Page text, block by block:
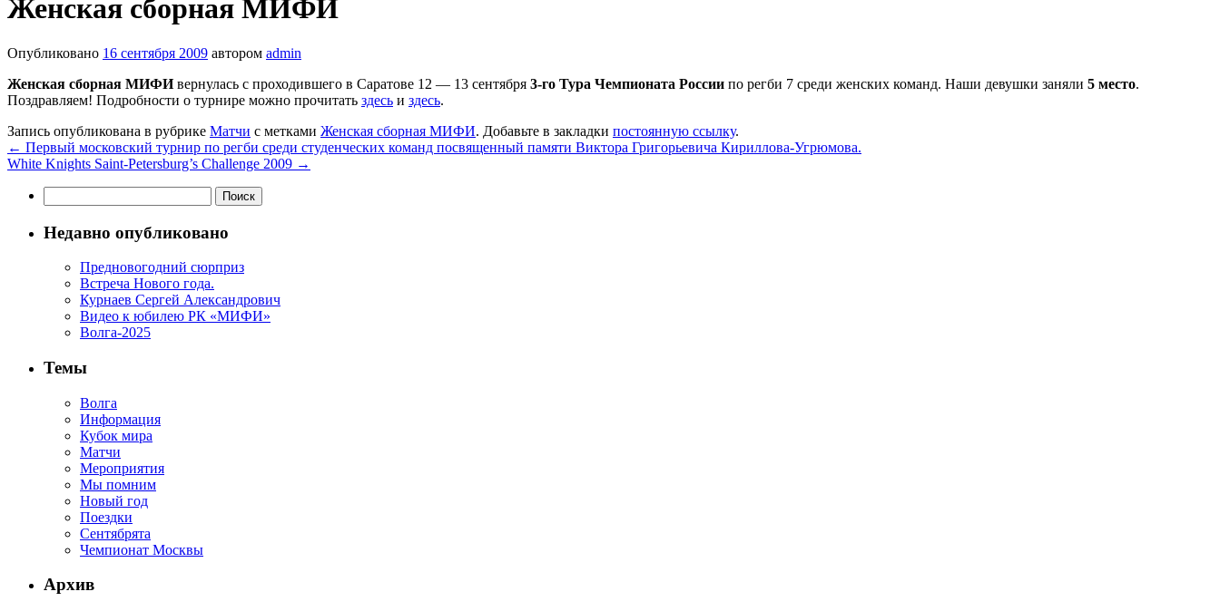
Женская сборная МИФИ
Опубликовано 16 сентября 2009 автором admin
Женская сборная МИФИвернулась с проходившего в Саратове 12 — 13 сентября 3-го Тура Чемпионата России по регби 7 среди женских команд. Наши девушки заняли 5 место.
Поздравляем! Подробности о турнире можно прочитать здесь и здесь.
Запись опубликована в рубрике Матчи с метками Женская сборная МИФИ. Добавьте в закладки постоянную ссылку.
← Первый московский турнир по регби среди студенческих команд посвященный памяти Виктора Григорьевича Кириллова-Угрюмова.
White Knights Saint-Petersburg’s Challenge 2009 →
Недавно опубликовано
Предновогодний сюрприз
Встреча Нового года.
Курнаев Сергей Александрович
Видео к юбилею РК «МИФИ»
Волга-2025
Темы
Волга
Информация
Кубок мира
Матчи
Мероприятия
Мы помним
Новый год
Поездки
Сентябрята
Чемпионат Москвы
Архив